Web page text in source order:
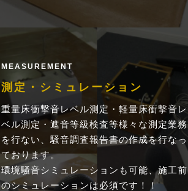
MEASUREMENT
測定・シミュレーション
重量床衝撃音レベル測定・軽量床衝撃音レ
ベル測定・遮音等級検査等様々な測定業務
を行ない、騒音調査報告書の作成を行なっ
ております。
環境騒音シミュレーションも可能、施工前
のシミュレーションは必須です！！